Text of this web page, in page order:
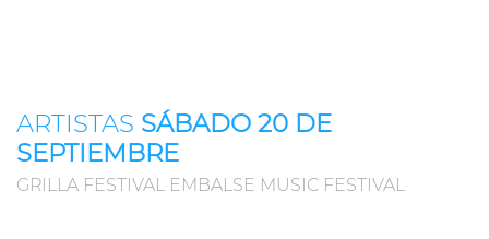
ARTISTAS SÁBADO 20 DE
SEPTIEMBRE
GRILLA FESTIVAL EMBALSE MUSIC FESTIVAL